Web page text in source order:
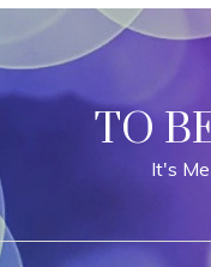
TO
It's